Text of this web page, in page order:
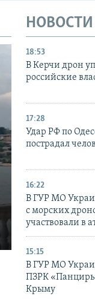
НОВОСТИ
18:53
В Керчи дрон
российские
17:28
Удар РФ по
пострадал
16:22
В ГУР МО
с морских
участвовали в
15:15
В ГУР МО
ПЗРК
Крыму